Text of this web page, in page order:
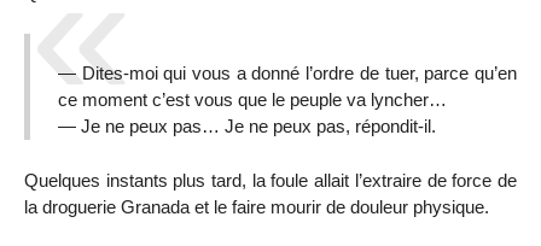
— Dites-moi qui vous a donné l’ordre de tuer, parce qu’en
ce moment c’est vous que le peuple va lyncher…
— Je ne peux pas… Je ne peux pas, répondit-il.
Quelques instants plus tard, la foule allait l’extraire de force de
la droguerie Granada et le faire mourir de douleur physique.